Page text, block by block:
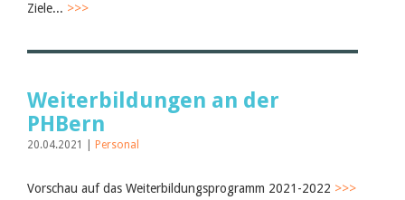
Ziele... >>>
Weiterbildungen an der
PHBern
20.04.2021 | Personal
Vorschau auf das Weiterbildungsprogramm 2021-2022 >>>